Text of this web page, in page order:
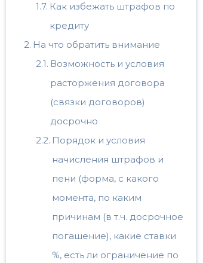
Как избежать штрафов по
кредиту
На что обратить внимание
Возможность и условия
расторжения договора
(связки договоров)
досрочно
Порядок и условия
начисления штрафов и
пени (форма, с какого
момента, по каким
причинам (в т.ч. досрочное
погашение), какие ставки
%, есть ли ограничение по